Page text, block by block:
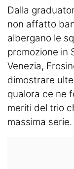
Dalla
non affatto
albergano le
promozione in
Venezia,
dimostrare
qualora ce ne
meriti del trio
massima serie.